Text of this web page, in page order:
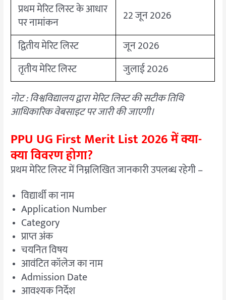
प्रथम मेरिट लिस्ट के आधार
पर नामांकन
22 जून 2026
द्वितीय मेरिट लिस्ट
जून 2026
तृतीय मेरिट लिस्ट
जुलाई 2026
नोट : विश्वविद्यालय द्वारा मेरिट लिस्ट की सटीक तिथि
आधिकारिक वेबसाइट पर जारी की जाएगी।
PPU UG First Merit List 2026 में क्या-
क्या विवरण होगा?
प्रथम मेरिट लिस्ट में निम्नलिखित जानकारी उपलब्ध रहेगी –
विद्यार्थी का नाम
Application Number
Category
प्राप्त अंक
चयनित विषय
आवंटित कॉलेज का नाम
Admission Date
आवश्यक निर्देश